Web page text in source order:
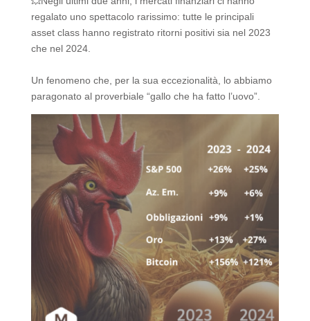
regalato uno spettacolo rarissimo: tutte le principali
asset class hanno registrato ritorni positivi sia nel 2023
che nel 2024.
Un fenomeno che, per la sua eccezionalità, lo abbiamo
paragonato al proverbiale “gallo che ha fatto l’uovo”.